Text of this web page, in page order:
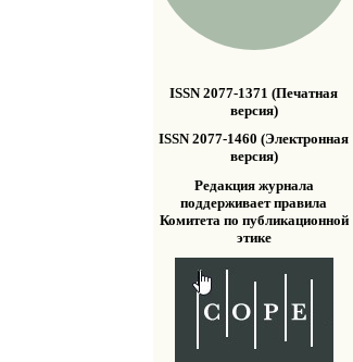
ISSN 2077-1371 (Печатная
версия)
ISSN 2077-1460 (Электронная
версия)
Редакция журнала
поддерживает правила
Комитета по публикационной
этике